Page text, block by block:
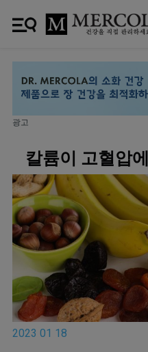
광고
칼륨이 고혈압
2023 01 18